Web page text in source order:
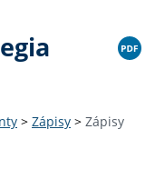
> Zápisy > Zápisy